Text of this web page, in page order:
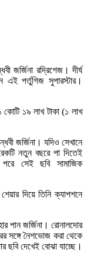
জর্জিনা রদ্রিগেজ। দীর্ঘ
এই পর্তুগিজ সুপারস্টার।
কোটি ১৯ লাখ টাকা (১ লাখ
জর্জিনা। যদিও সেখানে
নতুন বছরে পা দিতেই
সেই ছবি সামাজিক
দিয়ে তিনি ক্যাপশনে
পান জর্জিনা। রোনালদোর
সঙ্গে নৈশভোজ করা থেকে
ছবি দেখেই বোঝা যাচ্ছে।